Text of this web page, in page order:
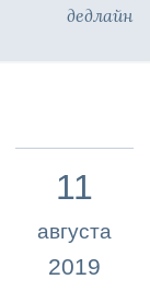
дедлайн
11
августа
2019